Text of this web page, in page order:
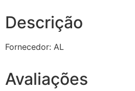
Descrição
Fornecedor: AL
Avaliações